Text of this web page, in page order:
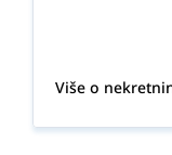
Više o